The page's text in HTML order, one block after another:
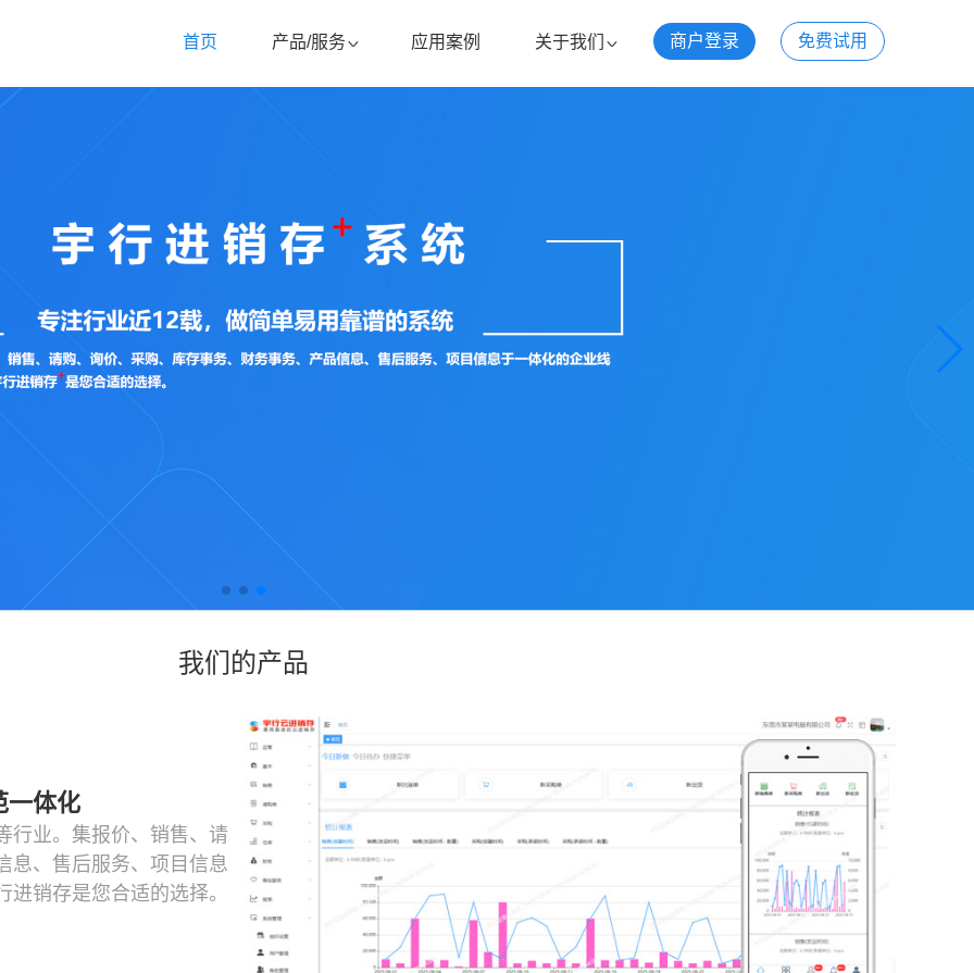
商户登录 免费试用
首页 产品/服务 应用案例 关于我们
我们的产品
一体化
行业。集报价、销售、请
息、售后服务、项目信息
销存是您合适的选择。